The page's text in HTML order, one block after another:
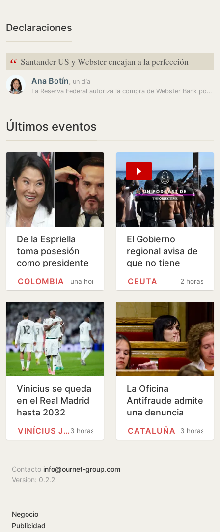
Declaraciones
“ Santander US y Webster encajan a la perfección
Ana Botín, un día
La Reserva Federal autoriza la compra de Webster Bank por parte de…
Últimos eventos
De la Espriella
toma posesión
como presidente
viernes y ratifica
una hora
COLOMBIA
El Gobierno
regional avisa de
que no tiene
acoger a menores
admite que…
2 horas
CEUTA
Vinicius se queda
en el Real Madrid
hasta 2032
3 horas
VINÍCIUS JÚNIOR
La Oficina
Antifraude admite
una denuncia
contratación de la
3 horas
CATALUÑA
Contacto info@ournet-group.com
Version: 0.2.2
Negocio
Publicidad